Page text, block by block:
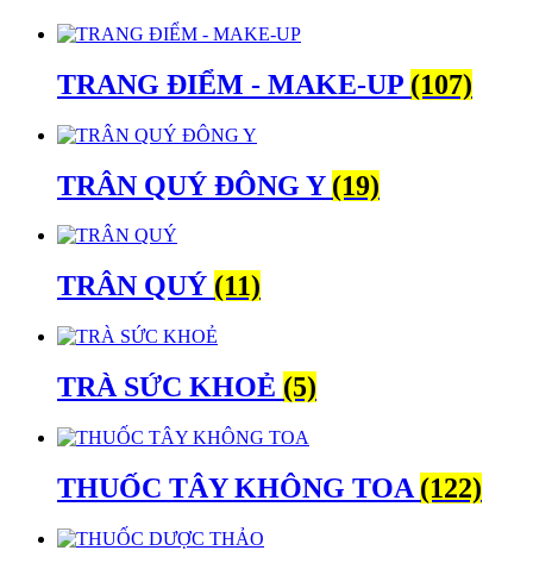
TRANG ĐIỂM - MAKE-UP (107)
TRÂN QUÝ ĐÔNG Y (19)
TRÂN QUÝ (11)
TRÀ SỨC KHOẺ (5)
THUỐC TÂY KHÔNG TOA (122)